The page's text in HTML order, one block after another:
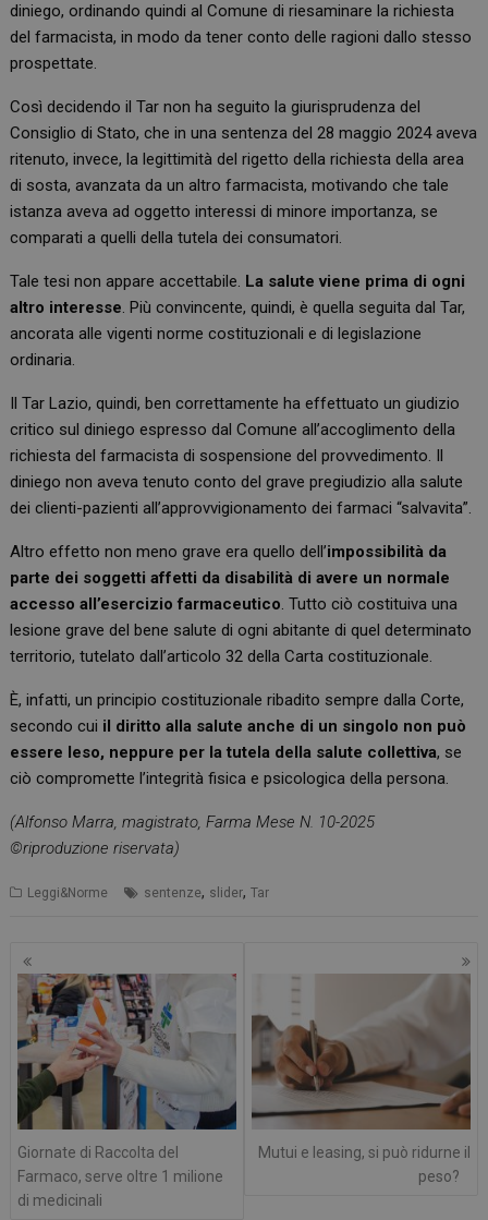
diniego, ordinando quindi al Comune di riesaminare la richiesta
del farmacista, in modo da tener conto delle ragioni dallo stesso
prospettate.
Così decidendo il Tar non ha seguito la giurisprudenza del
Consiglio di Stato, che in una sentenza del 28 maggio 2024 aveva
ritenuto, invece, la legittimità del rigetto della richiesta della area
di sosta, avanzata da un altro farmacista, motivando che tale
istanza aveva ad oggetto interessi di minore importanza, se
comparati a quelli della tutela dei consumatori.
Tale tesi non appare accettabile. La salute viene prima di ogni
altro interesse. Più convincente, quindi, è quella seguita dal Tar,
ancorata alle vigenti norme costituzionali e di legislazione
ordinaria.
Il Tar Lazio, quindi, ben correttamente ha effettuato un giudizio
critico sul diniego espresso dal Comune all’accoglimento della
richiesta del farmacista di sospensione del provvedimento. Il
diniego non aveva tenuto conto del grave pregiudizio alla salute
dei clienti-pazienti all’approvvigionamento dei farmaci “salvavita”.
Altro effetto non meno grave era quello dell’impossibilità da
parte dei soggetti affetti da disabilità di avere un normale
accesso all’esercizio farmaceutico. Tutto ciò costituiva una
lesione grave del bene salute di ogni abitante di quel determinato
territorio, tutelato dall’articolo 32 della Carta costituzionale.
È, infatti, un principio costituzionale ribadito sempre dalla Corte,
secondo cui il diritto alla salute anche di un singolo non può
essere leso, neppure per la tutela della salute collettiva, se
ciò compromette l’integrità fisica e psicologica della persona.
(Alfonso Marra, magistrato, Farma Mese N. 10-2025
©riproduzione riservata)
Leggi&Norme sentenze, slider,Tar
Navigazione
articoli
Giornate di Raccolta del
Farmaco, serve oltre 1 milione
di medicinali
Mutui e leasing, si può ridurne il
peso?